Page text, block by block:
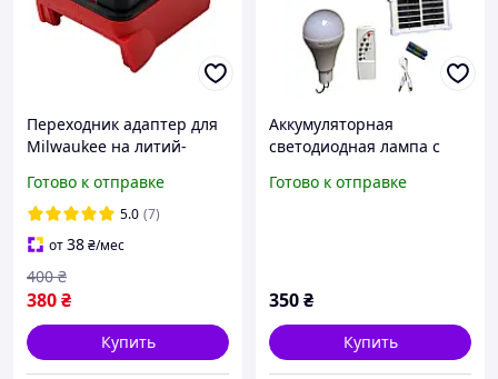
Переходник адаптер для
Milwaukee на литий-
Converter со
светодиодной
Готово к отправке
5.0 (7)
от38₴/мес
380₴
400 ₴
Купить
Аккумуляторная
светодиодная лампа с
пультом Anomaly
Готово к отправке
350₴
Купить